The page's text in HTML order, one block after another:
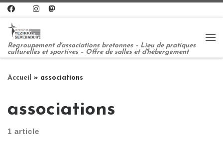
Passer au contenu
Regroupement d'associations bretonnes – Lieu de pratiques
culturelles et sportives – Offre de salles et d'hébergement
Accueil » associations
associations
1 article